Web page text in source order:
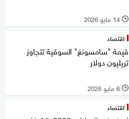
l 14 مايو 2026
اقتصاد
قيمة "سامسونغ" السوقية تتجاوز
تريليون دولار
l 6 مايو 2026
اقتصاد